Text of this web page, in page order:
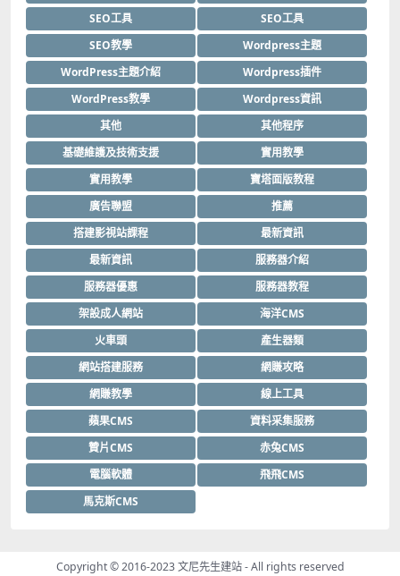
SEO工具
SEO工具
SEO教學
Wordpress主題
WordPress主題介紹
Wordpress插件
WordPress教學
Wordpress資訊
其他
其他程序
基礎維護及技術支援
實用教學
實用教學
寶塔面版教程
廣告聯盟
推薦
搭建影視站課程
最新資訊
最新資訊
服務器介紹
服務器優惠
服務器教程
架設成人網站
海洋CMS
火車頭
產生器類
網站搭建服務
網賺攻略
網賺教學
線上工具
蘋果CMS
資料采集服務
贊片CMS
赤兔CMS
電腦軟體
飛飛CMS
馬克斯CMS
Copyright © 2016-2023文尼先生建站- All rights reserved